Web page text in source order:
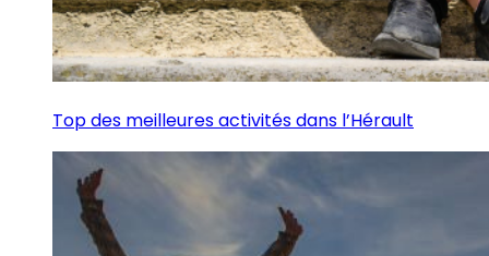
Top des meilleures activités dans l’Hérault